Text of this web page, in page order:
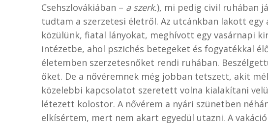
Csehszlovákiában – a szerk.), mi pedig civil ruhában
tudtam a szerzetesi életről. Az utcánkban lakott egy
közülünk, fiatal lányokat, meghívott egy vasárnapi
intézetbe, ahol pszichés betegeket és fogyatékkal
életemben szerzetesnőket rendi ruhában.
őket. De a nővéremnek még jobban tetszett, akit
közelebbi kapcsolatot szeretett volna kialakítani
létezett kolostor. A nővérem a nyári szünetben
elkísértem, mert nem akart egyedül utazni. A